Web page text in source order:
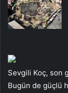
Sevgili Koç, son
Bugün de güçlü